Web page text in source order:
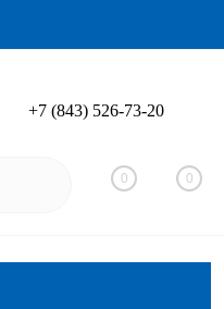
Вход
+7 (843) 526-73-20
0 0